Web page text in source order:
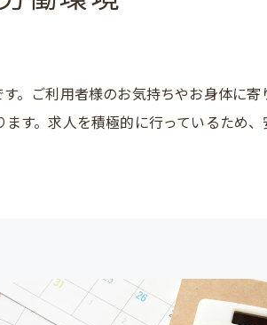
。ご利用者様のお気持ちやお身体に寄
す。求人を積極的に行っているため